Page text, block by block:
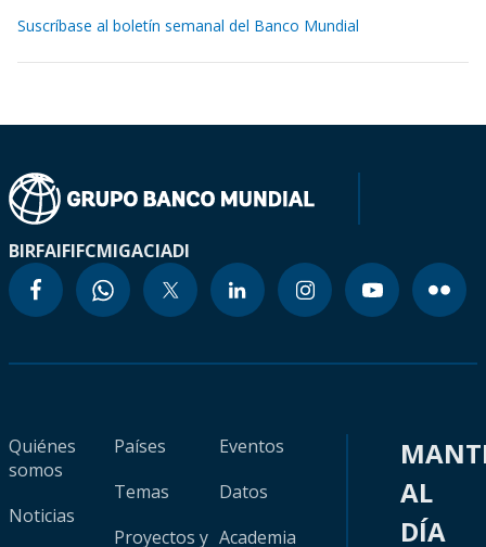
Suscríbase al boletín semanal del Banco Mundial
BIRFAIFIFCMIGACIADI
Quiénes
somos
Noticias
Países
Temas
Proyectos y
Eventos
Datos
Academia
AL
DÍA